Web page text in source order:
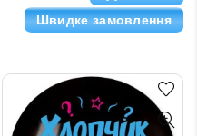
Швидке замовлення